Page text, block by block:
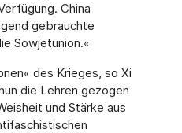
China
gebrauchte
Sowjetunion.«
des Krieges, so Xi
die Lehren gezogen
und Stärke aus